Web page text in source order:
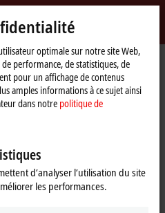
myBeckhoff
Norway Sales
optimale sur notre site Web,
performance, de statistiques, de
pour un affichage de contenus
amples informations à ce sujet ainsi
dans notre politique de
d’analyser l’utilisation du site
les performances.